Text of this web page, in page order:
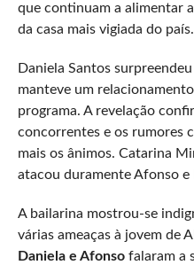
que continuam a alimentar
da casa mais vigiada do país.
Daniela Santos
manteve um
programa. A revelação
concorrentes e os rumores
mais os ânimos. Catarina
atacou duramente Afonso e
A bailarina mostrou-se
várias ameaças à jovem de
Daniela e Afonsofalaram a